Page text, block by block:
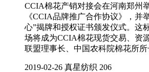
CCIA棉花产销对接会在河南郑州
《CCIA品牌推广合作协议》，并
心”揭牌和授权证书颁发仪式。这
场将成为CCIA棉花现货交易、
联盟理事长、中国农科院棉花所
2019-02-26 真星纺织 206